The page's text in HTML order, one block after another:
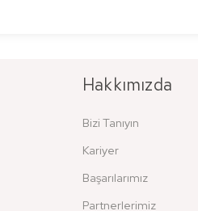
Hakkımızda
Bizi Tanıyın
Kariyer
Başarılarımız
Partnerlerimiz